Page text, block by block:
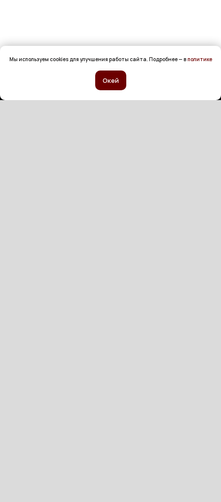
Мы используем cookies для улучшения работы сайта. Подробнее — вполитике
Окей